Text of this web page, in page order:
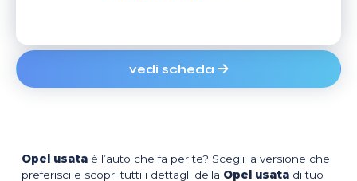
vedi scheda
Opel usata è l’auto che fa per te? Scegli la versione che
preferisci e scopri tutti i dettagli della Opel usata di tuo